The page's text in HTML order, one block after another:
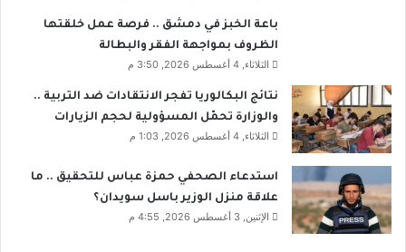
باعة الخبز في دمشق .. فرصة عمل خلقتها
الظروف بمواجهة الفقر والبطالة
الثلاثاء, 4 أغسطس 2026, 3:50 م
نتائج البكالوريا تفجر الانتقادات ضد التربية ..
والوزارة تحمّل المسؤولية لحجم الزيارات
الثلاثاء, 4 أغسطس 2026, 1:03 م
استدعاء الصحفي حمزة عباس للتحقيق .. ما
علاقة منزل الوزير باسل سويدان؟
الإثنين, 3 أغسطس 2026, 4:55 م